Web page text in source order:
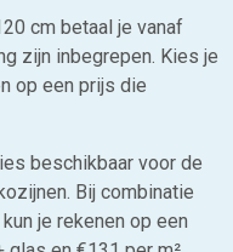
cm betaal je vanaf
zijn inbegrepen. Kies je
op een prijs die
beschikbaar voor de
Bij combinatie
je rekenen op een